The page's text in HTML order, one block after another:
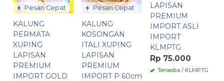
Pesan Cepat
KALUNG
PERMATA
XUPING
LAPISAN
PREMIUM
IMPORT GOLD
Pesan Cepat
KALUNG
KOSONGAN
ITALI XUPING
LAPISAN
PREMIUM
IMPORT P 60cm
LAPISAN
PREMIUM
IMPORT ASLI
IMPORT
KLMPTG
Rp 75.000
Tersedia / KLMPTG